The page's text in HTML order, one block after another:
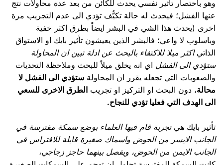
وهو باختصار تأثير نفسي يحدث للكائن من بعد عدة محاولات نتج
عنها الفشل؛ فيحدث له حالة تكيُّف تؤدي الى عدم التجريب مرة
اخرى (يحدث هذا الشي في البشر ايضاً بطرق اكثر خفية
وباسلوب لا واعي؛ فالبشر الذين يعيشون تأثير بايك او الاستواق
الذاتياكثر ميلا للاكتفاء بالبحث عن ادلة تبين ان المحاولة
ستؤدي الى الفشل اي انه يخلق ميلاً للبحث وملاحظة التحديات
والصعوبات التي تجعله يقرر ان المحاولة ستؤدي الى الفشل لا
محالة، دون البحث او التركيز او تجريب الطرق الاخرى للسعي
الى الهدف التي فعليا تؤدي للنجاح.
تأثير بايك هيتجربة قام فيها العلماء بوضع سمكة مفترسة في
الجانب الايسر من الحوض واسماك صغيرة قابلة للافتراس في
الجانب الايمن من الحوض، ويفصل بينهما حاجز زجاجي،